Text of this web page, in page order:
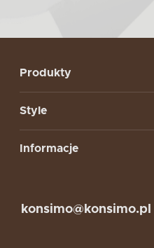
Produkty
Style
Informacje
konsimo@konsimo.pl